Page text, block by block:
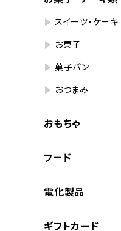
スイーツ・ケーキ
お菓子
菓子パン
おつまみ
おもちゃ
フード
電化製品
ギフトカード